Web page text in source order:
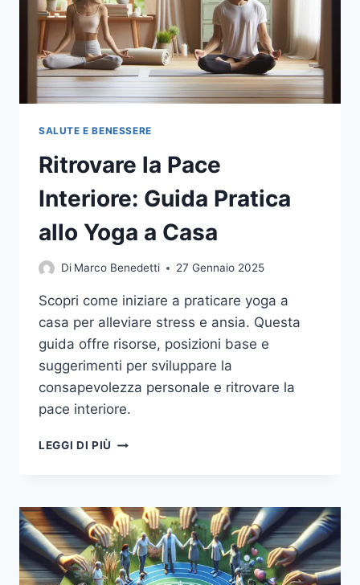
SALUTE E BENESSERE
Ritrovare la Pace
Interiore: Guida Pratica
allo Yoga a Casa
Di Marco Benedetti 27 Gennaio 2025
Scopri come iniziare a praticare yoga a
casa per alleviare stress e ansia. Questa
guida offre risorse, posizioni base e
suggerimenti per sviluppare la
consapevolezza personale e ritrovare la
pace interiore.
LEGGI DI PIÙ RITROVARE
GUIDA
PRATICA
ALLO
YOGA
A